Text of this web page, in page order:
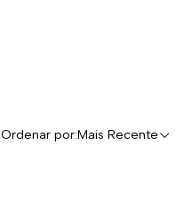
Ordenar por:Mais Recente